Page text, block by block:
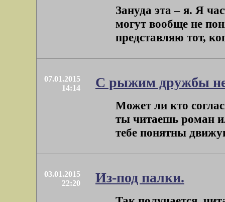
Зануда эта – я. Я
могут вообще не
представляю тот,
07.01.2015
14:14
С рыжим дружбы
Может ли кто
ты читаешь роман
тебе понятны
03.01.2015
22:20
Из-под палки.